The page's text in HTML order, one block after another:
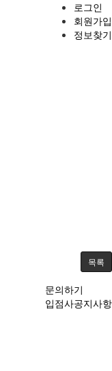
로그인
회원가입
정보찾기
목록
문의하기
입점사공지사항